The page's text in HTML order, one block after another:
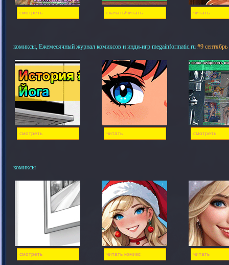
смотреть скачать/читать читать
комиксы, Ежемесячный журнал комиксов и инди-игр megainformatic.ru #9
смотреть читать смотреть
комиксы
смотреть читать комикс читать